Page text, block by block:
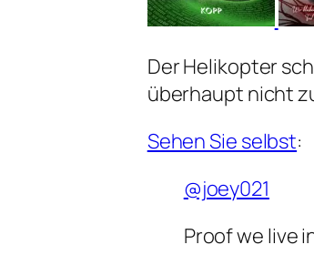
Der Helikopter
überhaupt nicht
Sehen Sie selbst:
@joey021
Proof we live